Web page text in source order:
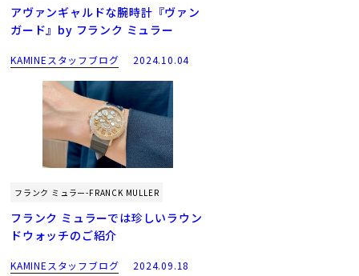
アヴァンギャルドな腕時計『ヴァン
ガード』by フランク ミュラー
KAMINEスタッフブログ 2024.10.04
フランク ミュラー-FRANCK MULLER
フランク ミュラーでは珍しいラウン
ドウォッチのご紹介
KAMINEスタッフブログ 2024.09.18